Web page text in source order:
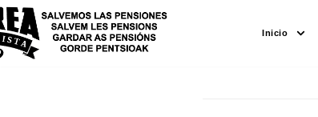
Saltar
al
contenido
Inicio